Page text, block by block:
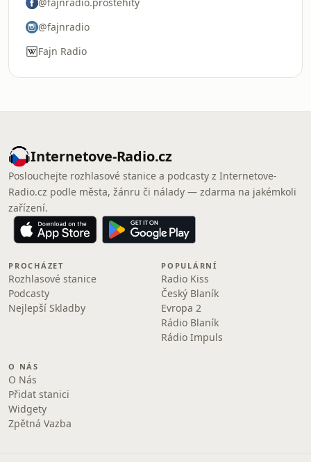
@fajnradio
Fajn Radio
Internetove-Radio.cz
Poslouchejte rozhlasové stanice a podcasty z Internetove-
Radio.cz podle města, žánru či nálady — zdarma na jakémkoli
zařízení.
PROCHÁZET
Rozhlasové stanice
Podcasty
Nejlepší Skladby
POPULÁRNÍ
Radio Kiss
Český Blaník
Evropa 2
Rádio Blaník
Rádio Impuls
O NÁS
O Nás
Přidat stanici
Widgety
Zpětná Vazba